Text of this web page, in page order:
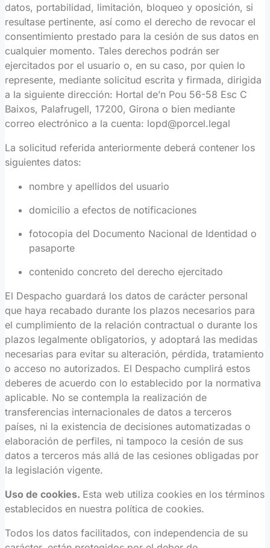
datos, portabilidad, limitación, bloqueo y oposición, si
resultase pertinente, así como el derecho de revocar el
consentimiento prestado para la cesión de sus datos en
cualquier momento. Tales derechos podrán ser
ejercitados por el usuario o, en su caso, por quien lo
represente, mediante solicitud escrita y firmada, dirigida
a la siguiente dirección: Hortal de’n Pou 56-58 Esc C
Baixos, Palafrugell, 17200, Girona o bien mediante
correo electrónico a la cuenta: lopd@porcel.legal
La solicitud referida anteriormente deberá contener los
siguientes datos:
nombre y apellidos del usuario
domicilio a efectos de notificaciones
fotocopia del Documento Nacional de Identidad o
pasaporte
contenido concreto del derecho ejercitado
El Despacho guardará los datos de carácter personal
que haya recabado durante los plazos necesarios para
el cumplimiento de la relación contractual o durante los
plazos legalmente obligatorios, y adoptará las medidas
necesarias para evitar su alteración, pérdida, tratamiento
o acceso no autorizados. El Despacho cumplirá estos
deberes de acuerdo con lo establecido por la normativa
aplicable. No se contempla la realización de
transferencias internacionales de datos a terceros
países, ni la existencia de decisiones automatizadas o
elaboración de perfiles, ni tampoco la cesión de sus
datos a terceros más allá de las cesiones obligadas por
la legislación vigente.
Uso de cookies. Esta web utiliza cookies en los términos
establecidos en nuestra política de cookies.
Todos los datos facilitados, con independencia de su